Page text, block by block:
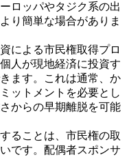
ロッパやタジク系の出
り簡単な場合がありま
による市民権取得プロ
人が現地経済に投資す
ます。これは通常、か
ットメントを必要とし
からの早期離脱を可能
ることは、市民権の取
です。配偶者スポンサ